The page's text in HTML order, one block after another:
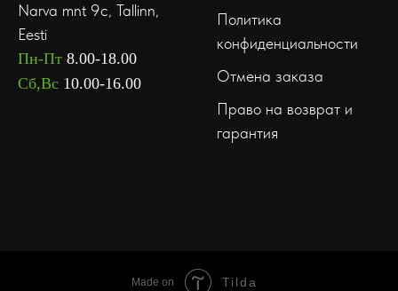
Narva mnt 9c, Tallinn,
Eesti
Пн-Пт 8.00-18.00
Сб,Вс 10.00-16.00
Политика
конфиденциальности
Отмена заказа
Право на возврат и
гарантия
Made on Tilda